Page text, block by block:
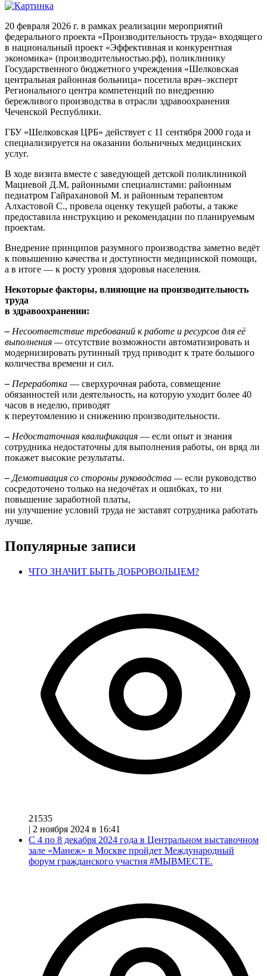
20 февраля 2026 г. в рамках реализации мероприятий
федерального проекта «Производительность труда» входящего
в национальный проект «Эффективная и конкурентная
экономика» (производительностью.рф), поликлинику
Государственного бюджетного учреждения «Шелковская
центральная районная больница» посетила врач–эксперт
Регионального центра компетенций по внедрению
бережливого производства в отрасли здравоохранения
Чеченской Республики.
ГБУ «Шелковская ЦРБ» действует с 11 сентября 2000 года и
специализируется на оказании больничных медицинских
услуг.
В ходе визита вместе с заведующей детской поликлиникой
Мациевой Д.М, районными специалистами: районным
педиатром Гайрахановой М. и районным терапевтом
Алхастовой С., провела оценку текущей работы, а также
предоставила инструкцию и рекомендации по планируемым
проектам.
Внедрение принципов разумного производства заметно ведёт
к повышению качества и доступности медицинской помощи,
а в итоге — к росту уровня здоровья населения.
Некоторые факторы, влияющие на производительность
труда
в здравоохранении:
– Несоответствие требований к работе и ресурсов для её
выполнения —отсутствие возможности автоматизировать и
модернизировать рутинный труд приводит к трате большого
количества времени и сил.
– Переработка — сверхурочная работа, совмещение
обязанностей или деятельность, на которую уходит более 40
часов в неделю, приводят
к переутомлению и снижению производительности.
– Недостаточная квалификация — если опыт и знания
сотрудника недостаточны для выполнения работы, он вряд ли
покажет высокие результаты.
– Демотивация со стороны руководства —если руководство
сосредоточено только на недочётах и ошибках, то ни
повышение заработной платы,
ни улучшение условий труда не заставят сотрудника работать
лучше.
Популярные записи
ЧТО ЗНАЧИТ БЫТЬ ДОБРОВОЛЬЦЕМ?
21535
| 2 ноября 2024 в 16:41
С 4 по 8 декабря 2024 года в Центральном выставочном
зале «Манеж» в Москве пройдет Международный
форум гражданского участия #МЫВМЕСТЕ.